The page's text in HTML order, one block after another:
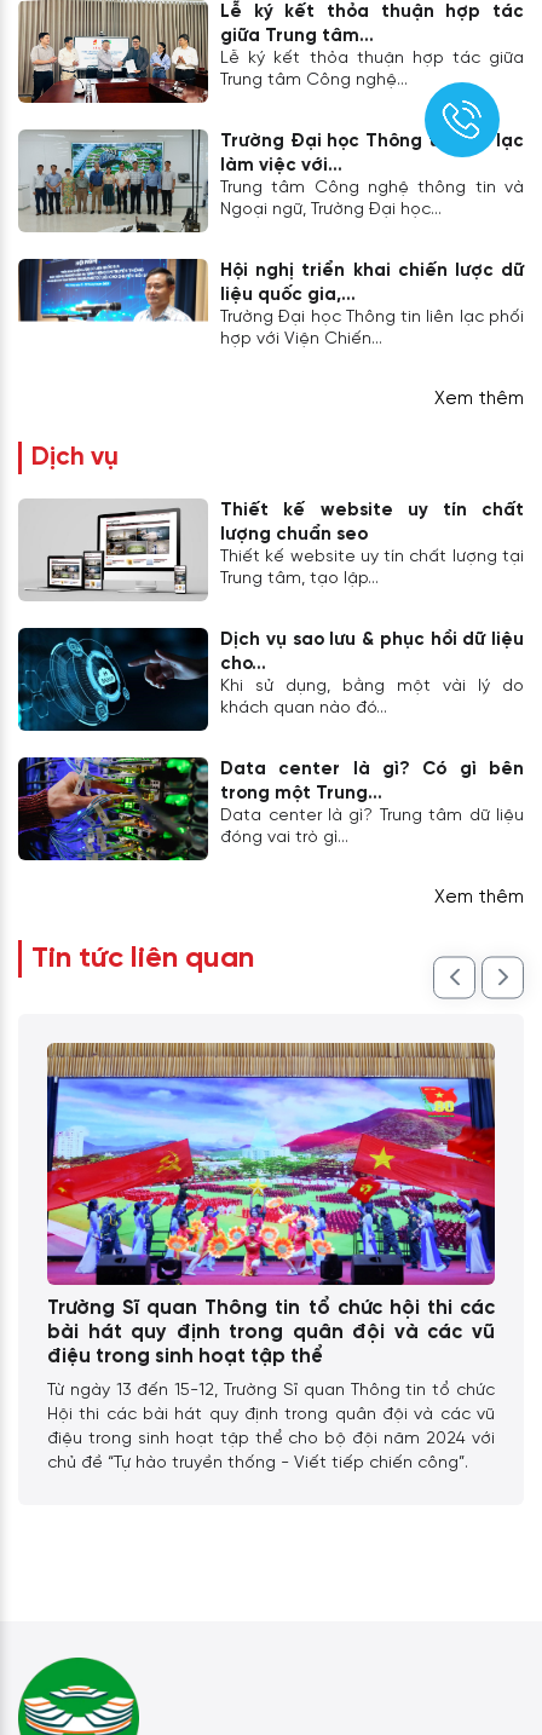
Lễ ký kết thỏa thuận hợp tác
giữa Trung tâm...
Lễ ký kết thỏa thuận hợp tác giữa
Trung tâm Công nghệ...
Trường Đại học Thông tin liên lạc
làm việc với...
Trung tâm Công nghệ thông tin và
Ngoại ngữ, Trường Đại học...
Hội nghị triển khai chiến lược dữ
liệu quốc gia,...
Trường Đại học Thông tin liên lạc phối
hợp với Viện Chiến...
Xem thêm
Dịch vụ
Thiết kế website uy tín chất
lượng chuẩn seo
Thiết kế website uy tín chất lượng tại
Trung tâm, tạo lập...
Dịch vụ sao lưu & phục hồi dữ liệu
cho...
Khi sử dụng, bằng một vài lý do
khách quan nào đó...
Data center là gì? Có gì bên
trong một Trung...
Data center là gì? Trung tâm dữ liệu
đóng vai trò gì...
Xem thêm
Tin tức liên quan
Trường Sĩ quan Thông tin tổ chức hội thi các
bài hát quy định trong quân đội và các vũ
điệu trong sinh hoạt tập thể
Từ ngày 13 đến 15-12, Trường Sĩ quan Thông tin tổ chức
Hội thi các bài hát quy định trong quân đội và các vũ
điệu trong sinh hoạt tập thể cho bộ đội năm 2024 với
chủ đề “Tự hào truyền thống - Viết tiếp chiến công”.